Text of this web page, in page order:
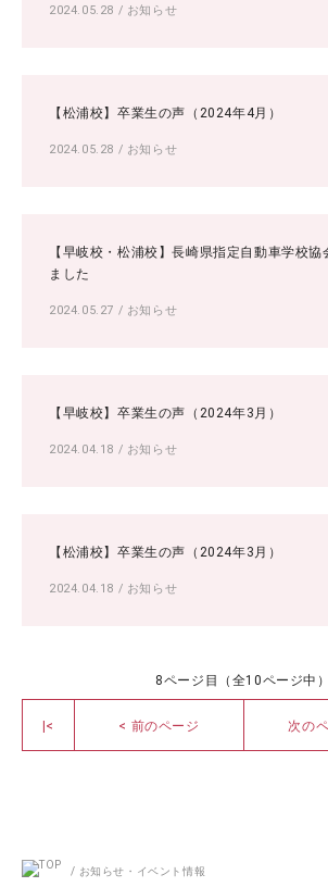
2024.05.28 / お知らせ
【松浦校】卒業生の声（2024年4月）
2024.05.28 / お知らせ
【早岐校・松浦校】長崎県指定自動車学校
ました
2024.05.27 / お知らせ
【早岐校】卒業生の声（2024年3月）
2024.04.18 / お知らせ
【松浦校】卒業生の声（2024年3月）
2024.04.18 / お知らせ
8ページ目（全10ページ中）
|< < 前のページ 次の
/ お知らせ・イベント情報